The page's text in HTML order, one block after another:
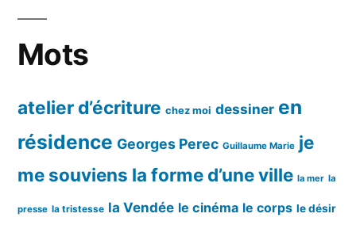
Mots
atelier d’écriture chez moi dessiner en
résidence Georges Perec Guillaume Marie je
me souviens la forme d’une ville la mer la
presse la tristesse la Vendée le cinéma le corps le désir